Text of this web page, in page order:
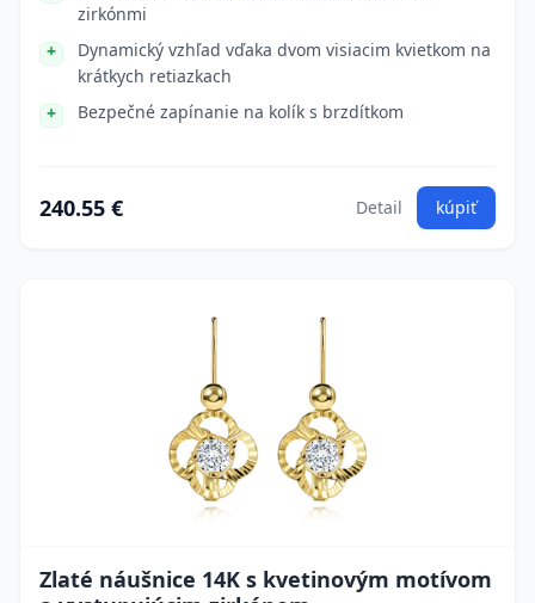
zirkónmi
Dynamický vzhľad vďaka dvom visiacim kvietkom na
krátkych retiazkach
Bezpečné zapínanie na kolík s brzdítkom
240.55 € Detail kúpiť
Zlaté náušnice 14K s kvetinovým motívom